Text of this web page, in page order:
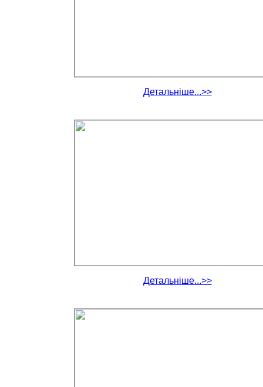
Детальніше...>>
Детальніше...>>